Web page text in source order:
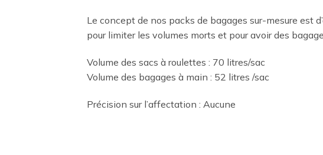
Le concept de nos packs de bagages sur-mesure est
pour limiter les volumes morts et pour avoir des
Volume des sacs à roulettes : 70 litres/sac
Volume des bagages à main : 52 litres /sac
Précision sur l’affectation : Aucune